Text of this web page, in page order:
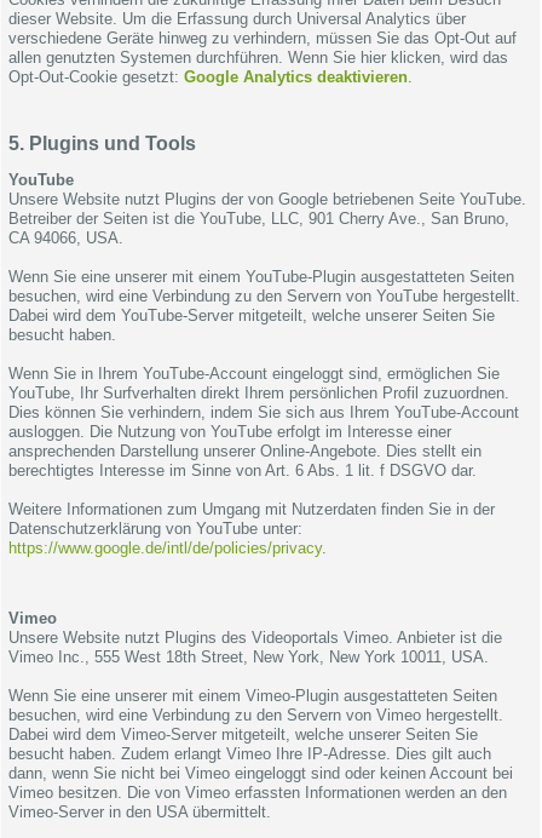
dieser Website. Um die Erfassung durch Universal Analytics über
verschiedene Geräte hinweg zu verhindern, müssen Sie das Opt-Out auf
allen genutzten Systemen durchführen. Wenn Sie hier klicken, wird das
Opt-Out-Cookie gesetzt: Google Analytics deaktivieren
5. Plugins und Tools
YouTube
Unsere Website nutzt Plugins der von Google betriebenen Seite YouTube.
Betreiber der Seiten ist die YouTube, LLC, 901 Cherry Ave., San Bruno,
CA 94066, USA.
Wenn Sie eine unserer mit einem YouTube-Plugin ausgestatteten Seiten
besuchen, wird eine Verbindung zu den Servern von YouTube hergestellt.
Dabei wird dem YouTube-Server mitgeteilt, welche unserer Seiten Sie
besucht haben.
Wenn Sie in Ihrem YouTube-Account eingeloggt sind, ermöglichen Sie
YouTube, Ihr Surfverhalten direkt Ihrem persönlichen Profil zuzuordnen.
Dies können Sie verhindern, indem Sie sich aus Ihrem YouTube-Account
ausloggen. Die Nutzung von YouTube erfolgt im Interesse einer
ansprechenden Darstellung unserer Online-Angebote. Dies stellt ein
berechtigtes Interesse im Sinne von Art. 6 Abs. 1 lit. f DSGVO dar.
Weitere Informationen zum Umgang mit Nutzerdaten finden Sie in der
Datenschutzerklärung von YouTube unter:
https://www.google.de/intl/de/policies/privacy.
Vimeo
Unsere Website nutzt Plugins des Videoportals Vimeo. Anbieter ist die
Vimeo Inc., 555 West 18th Street, New York, New York 10011, USA.
Wenn Sie eine unserer mit einem Vimeo-Plugin ausgestatteten Seiten
besuchen, wird eine Verbindung zu den Servern von Vimeo hergestellt.
Dabei wird dem Vimeo-Server mitgeteilt, welche unserer Seiten Sie
besucht haben. Zudem erlangt Vimeo Ihre IP-Adresse. Dies gilt auch
dann, wenn Sie nicht bei Vimeo eingeloggt sind oder keinen Account bei
Vimeo besitzen. Die von Vimeo erfassten Informationen werden an den
Vimeo-Server in den USA übermittelt.